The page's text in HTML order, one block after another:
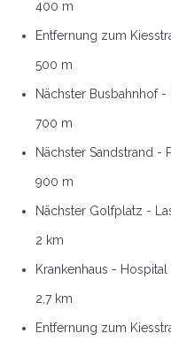
400 m
Entfernung zum
500 m
Nächster Busbahnhof -
700 m
Nächster Sandstrand -
900 m
Nächster Golfplatz -
2 km
Krankenhaus - Hospital
2,7 km
Entfernung zum